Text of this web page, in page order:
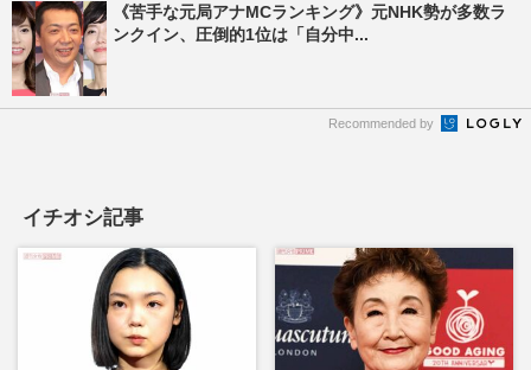
《苦手な元局アナMCランキング》元NHK勢が多数ラ
ンクイン、圧倒的1位は「自分中...
Recommended by
イチオシ記事